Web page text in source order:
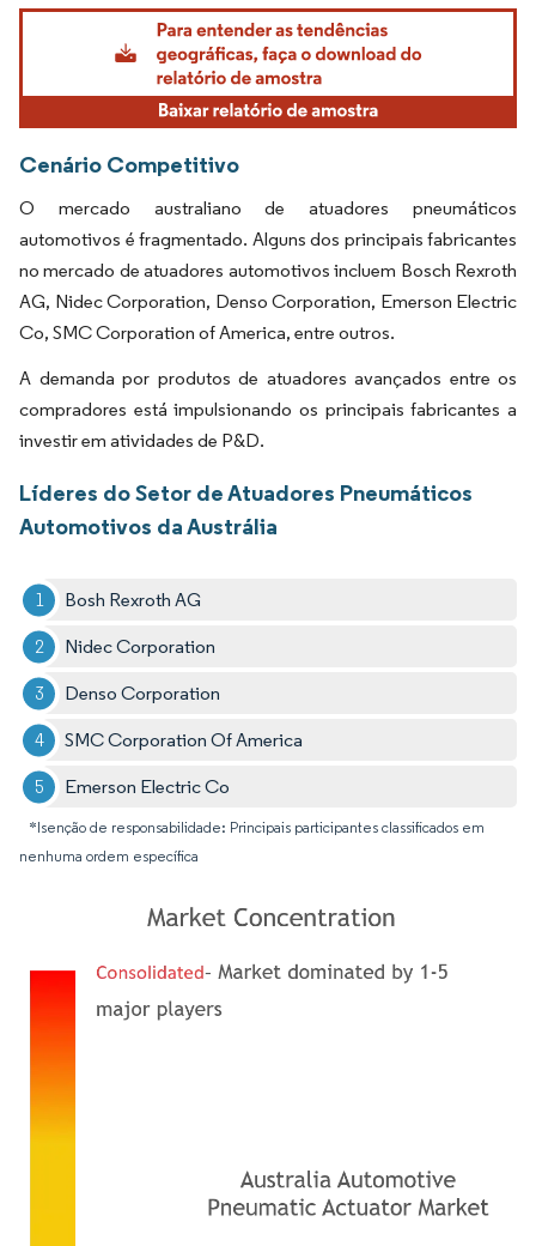
Imagem © Mordor Intelligence. O reuso requer atribuição conforme CC BY 4.0.
Cenário Competitivo
O mercado australiano de atuadores pneumáticos
automotivos é fragmentado. Alguns dos principais fabricantes
no mercado de atuadores automotivos incluem Bosch Rexroth
AG, Nidec Corporation, Denso Corporation, Emerson Electric
Co, SMC Corporation of America, entre outros.
A demanda por produtos de atuadores avançados entre os
compradores está impulsionando os principais fabricantes a
investir em atividades de P&D.
Líderes do Setor de Atuadores Pneumáticos
Automotivos da Austrália
Bosh Rexroth AG
Nidec Corporation
Denso Corporation
SMC Corporation Of America
Emerson Electric Co
*Isenção de responsabilidade: Principais participantes classificados em
nenhuma ordem específica